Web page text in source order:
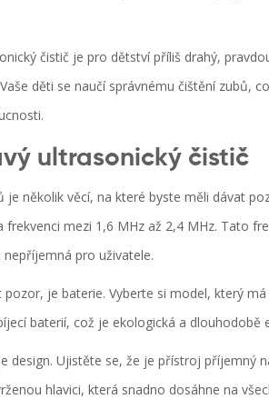
čistič je pro dětství příliš drahý,
děti se naučí správnému čištění zubů,
ultrasonický čistič
několik věcí, na které byste měli dávat
mezi 1,6 MHz až 2,4 MHz. Tato
pro uživatele.
je baterie. Vyberte si model, který
baterií, což je ekologická a dlouhodobě
design. Ujistěte se, že je přístroj příjemný
hlavici, která snadno dosáhne na